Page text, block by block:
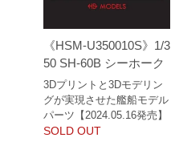
《HSM-U350010S》1/3
50 SH-60B シーホーク
3Dプリントと3Dモデリン
グが実現させた艦船モデル
パーツ【2024.05.16発売】
SOLD OUT